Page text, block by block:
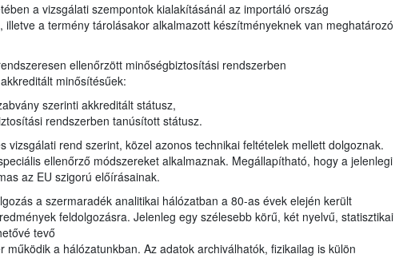
a vizsgálati szempontok kialakításánál az importáló ország
illetve a termény tárolásakor alkalmazott készítményeknek van meghatározó
ellenőrzött minőségbiztosítási rendszerben
minősítésűek:
szerinti akkreditált státusz,
rendszerben tanúsított státusz.
vizsgálati rend szerint, közel azonos technikai feltételek mellett dolgoznak.
ellenőrző módszereket alkalmaznak. Megállapítható, hogy a jelenlegi
az EU szigorú előírásainak.
a szermaradék analitikai hálózatban a 80-as évek elején került
feldolgozásra. Jelenleg egy szélesebb körű, két nyelvű, statisztikai
tevő
működik a hálózatunkban. Az adatok archiválhatók, fizikailag is külön